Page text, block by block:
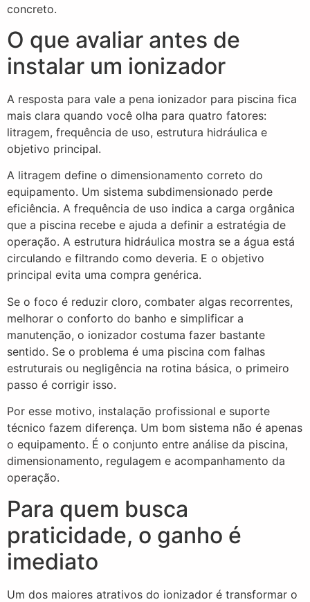
concreto.
O que avaliar antes de
instalar um ionizador
A resposta para vale a pena ionizador para piscina fica
mais clara quando você olha para quatro fatores:
litragem, frequência de uso, estrutura hidráulica e
objetivo principal.
A litragem define o dimensionamento correto do
equipamento. Um sistema subdimensionado perde
eficiência. A frequência de uso indica a carga orgânica
que a piscina recebe e ajuda a definir a estratégia de
operação. A estrutura hidráulica mostra se a água está
circulando e filtrando como deveria. E o objetivo
principal evita uma compra genérica.
Se o foco é reduzir cloro, combater algas recorrentes,
melhorar o conforto do banho e simplificar a
manutenção, o ionizador costuma fazer bastante
sentido. Se o problema é uma piscina com falhas
estruturais ou negligência na rotina básica, o primeiro
passo é corrigir isso.
Por esse motivo, instalação profissional e suporte
técnico fazem diferença. Um bom sistema não é apenas
o equipamento. É o conjunto entre análise da piscina,
dimensionamento, regulagem e acompanhamento da
operação.
Para quem busca
praticidade, o ganho é
imediato
Um dos maiores atrativos do ionizador é transformar o